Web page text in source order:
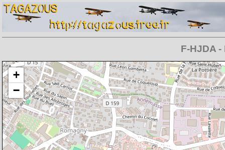
F-HJDA -
Chargement de la carte en cours
+
−